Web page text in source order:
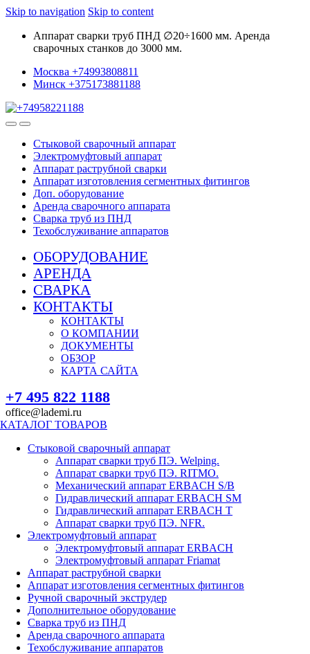
Skip to navigation Skip to content
Аппарат сварки труб ПНД ∅20÷1600 мм. Аренда
сварочных станков до 3000 мм.
Москва +74993808811
Минск +375173881188
Стыковой сварочный аппарат
Электромуфтовый аппарат
Аппарат раструбной сварки
Аппарат изготовления сегментных фитингов
Доп. оборудование
Аренда сварочного аппарата
Сварка труб из ПНД
Техобслуживание аппаратов
ОБОРУДОВАНИЕ
АРЕНДА
СВАРКА
КОНТАКТЫ
КОНТАКТЫ
О КОМПАНИИ
ДОКУМЕНТЫ
ОБЗОР
КАРТА САЙТА
+7 495 822 1188
office@lademi.ru
КАТАЛОГ ТОВАРОВ
Стыковой сварочный аппарат
Аппарат сварки труб ПЭ. Welping.
Аппарат сварки труб ПЭ. RITMO.
Механический аппарат ERBACH S/B
Гидравлический аппарат ERBACH SM
Гидравлический аппарат ERBACH T
Аппарат сварки труб ПЭ. NFR.
Электромуфтовый аппарат
Электромуфтовый аппарат ERBACH
Электромуфтовый аппарат Friamat
Аппарат раструбной сварки
Аппарат изготовления сегментных фитингов
Ручной сварочный экструдер
Дополнительное оборудование
Сварка труб из ПНД
Аренда сварочного аппарата
Техобслуживание аппаратов